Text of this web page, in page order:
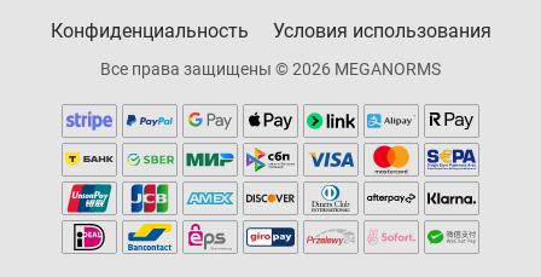
Конфиденциальность Условия использования
Все права защищены © 2026 MEGANORMS